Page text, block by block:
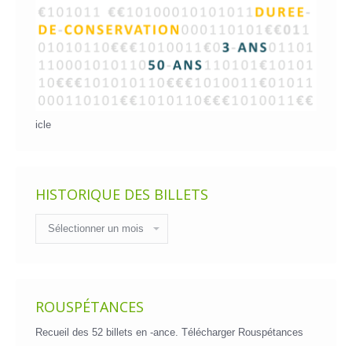
icle
HISTORIQUE DES BILLETS
des
billets
ROUSPÉTANCES
Recueil des 52 billets en -ance. Télécharger Rouspétances